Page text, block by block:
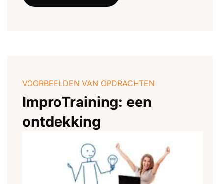
VOORBEELDEN VAN OPDRACHTEN
ImproTraining: een
ontdekking